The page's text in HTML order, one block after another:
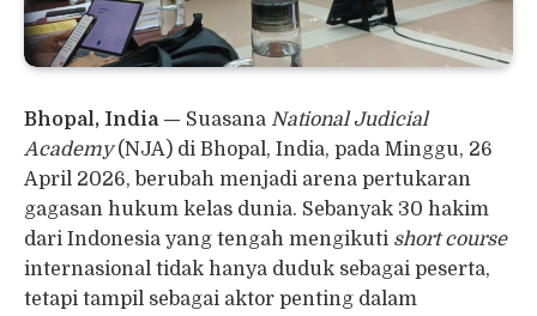
Bhopal, India — Suasana National Judicial
Academy(NJA) di Bhopal, India, pada Minggu, 26
April 2026, berubah menjadi arena pertukaran
gagasan hukum kelas dunia. Sebanyak 30 hakim
dari Indonesia yang tengah mengikuti short course
internasional tidak hanya duduk sebagai peserta,
tetapi tampil sebagai aktor penting dalam